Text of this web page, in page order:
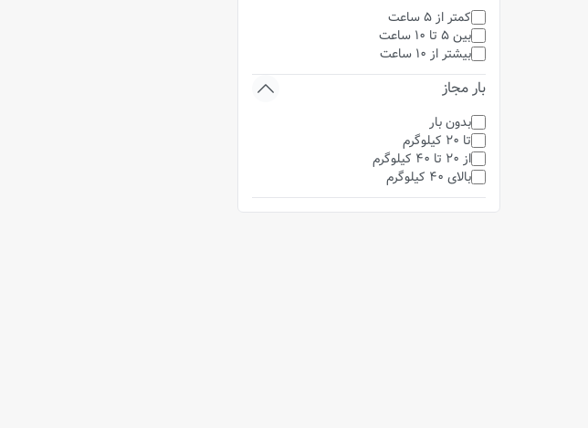
کمتر از 5 ساعت
بین 5 تا 10 ساعت
بیشتر از 10 ساعت
بار مجاز
بدون بار
تا 20 کیلوگرم
از 20 تا 40 کیلوگرم
بالای 40 کیلوگرم